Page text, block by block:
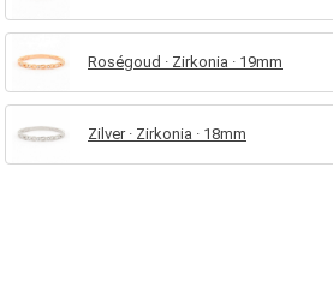
Roségoud · Zirkonia · 19mm
Zilver · Zirkonia · 18mm